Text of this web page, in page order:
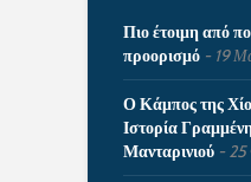
Πιο έτοιμη από
προορισμό
19
Ο Κάμπος της
Ιστορία
Μανταρινιού
25